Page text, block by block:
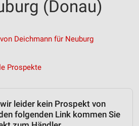
(Donau)
Deichmann für Neuburg
Prospekte
leider kein Prospekt von
folgenden Link kommen Sie